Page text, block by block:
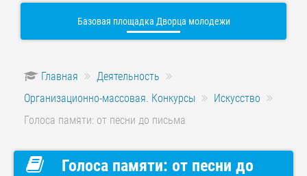
Базовая площадка Дворца молодежи
Главная
Деятельность
Организационно-массовая. Конкурсы
Искусство
Голоса памяти: от песни до письма
Голоса памяти: от песни до